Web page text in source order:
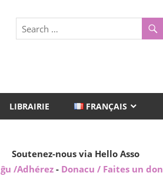
LIBRAIRIE FRANÇAIS
Soutenez-nous via Hello Asso
/Adhérez- Donacu / Faites un don